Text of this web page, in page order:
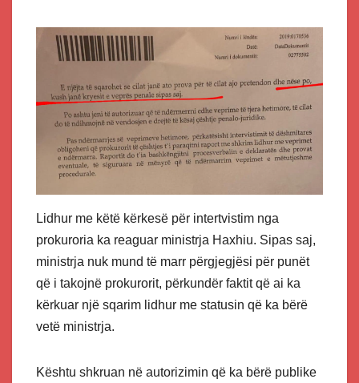
Lidhur me këtë kërkesë për intertvistim nga
prokuroria ka reaguar ministrja Haxhiu. Sipas saj,
ministrja nuk mund të marr përgjegjësi për punët
që i takojnë prokurorit, përkundër faktit që ai ka
kërkuar një sqarim lidhur me statusin që ka bërë
vetë ministrja.
Kështu shkruan në autorizimin që ka bërë publike